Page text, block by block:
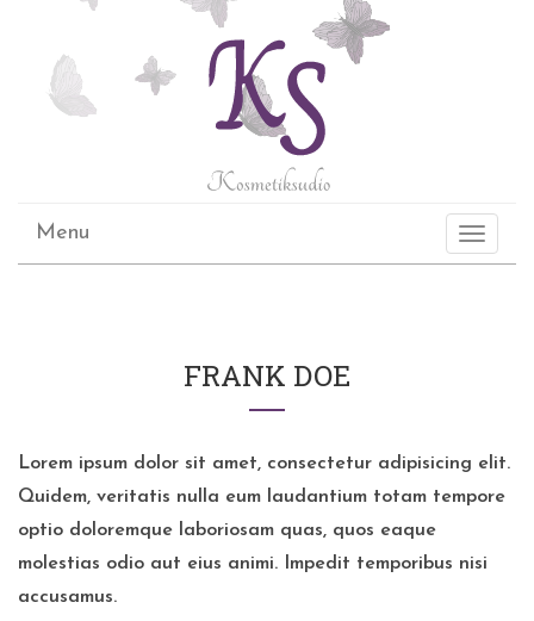
Toggle
Menu
FRANK DOE
Lorem ipsum dolor sit amet, consectetur adipisicing elit.
Quidem, veritatis nulla eum laudantium totam tempore
optio doloremque laboriosam quas, quos eaque
molestias odio aut eius animi. Impedit temporibus nisi
accusamus.